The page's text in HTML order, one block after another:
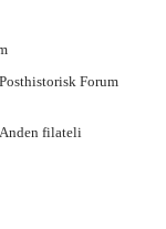
Posthistorisk Forum
Anden filateli